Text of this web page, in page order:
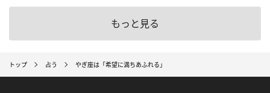
もっと見る
トップ 占う やぎ座は「希望に満ちあふれる」